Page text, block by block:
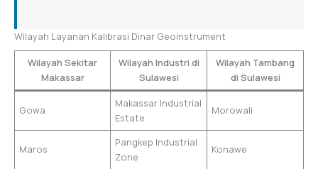
Wilayah Layanan Kalibrasi Dinar Geoinstrument
Wilayah Sekitar
Makassar
Wilayah Industri di
Sulawesi
Wilayah Tambang
di Sulawesi
Gowa
Makassar Industrial
Estate
Morowali
Maros
Pangkep Industrial
Zone
Konawe